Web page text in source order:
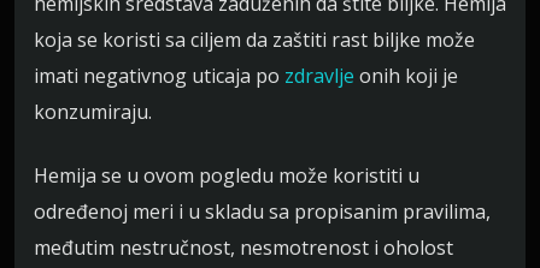
koja se koristi sa ciljem da zaštiti rast biljke može
imati negativnog uticaja po zdravlje onih koji je
konzumiraju.
Hemija se u ovom pogledu može koristiti u
određenoj meri i u skladu sa propisanim pravilima,
međutim nestručnost, nesmotrenost i oholost